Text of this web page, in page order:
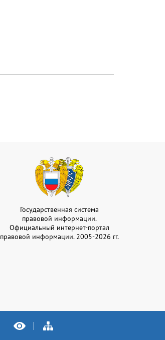
Государственная система
правовой информации.
Официальный интернет-портал
правовой информации. 2005-2026 гг.